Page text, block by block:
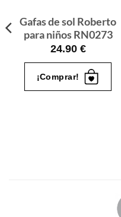
Gafas de sol Roberto
para niños RN0273
24.90 €
¡Comprar!